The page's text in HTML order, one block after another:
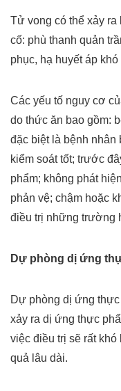
Tử vong có thể xảy
cố: phù thanh quản
phục, hạ huyết áp khó
Các yếu tố nguy cơ
do thức ăn bao gồm:
đặc biệt là bệnh
kiểm soát tốt; trước
phẩm; không phát
phản vệ; chậm hoặc
điều trị những trường
Dự phòng dị ứng
Dự phòng dị ứng
xảy ra dị ứng thực
việc điều trị sẽ rất
quả lâu dài.